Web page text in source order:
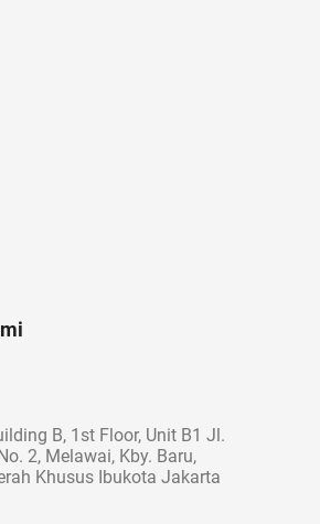
B, 1st Floor, Unit B1 Jl.
2, Melawai, Kby. Baru,
Khusus Ibukota Jakarta